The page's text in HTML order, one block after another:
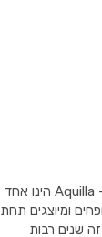
מותג הברזים ואביזרי האמבט – Aquilla הינו אחד
ומיוצגים תחת
שנים רבות